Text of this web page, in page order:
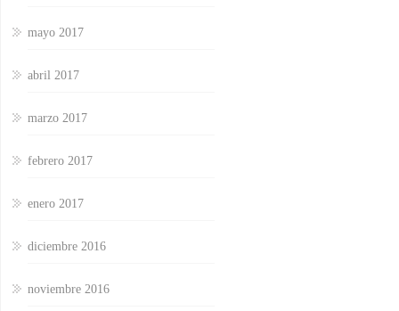
mayo 2017
abril 2017
marzo 2017
febrero 2017
enero 2017
diciembre 2016
noviembre 2016